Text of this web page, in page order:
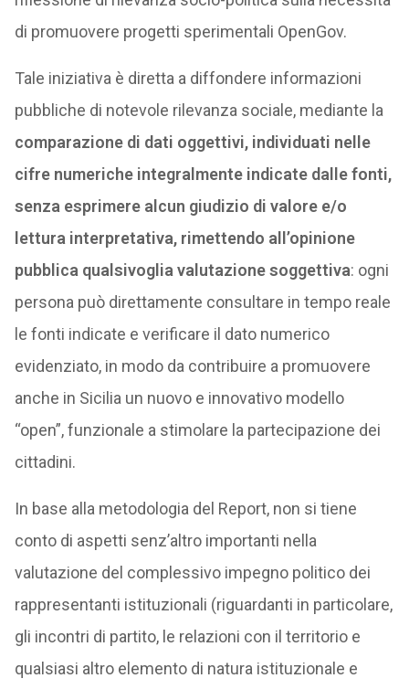
di promuovere progetti sperimentali OpenGov.
Tale iniziativa è diretta a diffondere informazioni
pubbliche di notevole rilevanza sociale, mediante la
comparazione di dati oggettivi, individuati nelle
cifre numeriche integralmente indicate dalle fonti,
senza esprimere alcun giudizio di valore e/o
lettura interpretativa, rimettendo all’opinione
pubblica qualsivoglia valutazione soggettiva: ogni
persona può direttamente consultare in tempo reale
le fonti indicate e verificare il dato numerico
evidenziato, in modo da contribuire a promuovere
anche in Sicilia un nuovo e innovativo modello
“open”, funzionale a stimolare la partecipazione dei
cittadini.
In base alla metodologia del Report, non si tiene
conto di aspetti senz’altro importanti nella
valutazione del complessivo impegno politico dei
rappresentanti istituzionali (riguardanti in particolare,
gli incontri di partito, le relazioni con il territorio e
qualsiasi altro elemento di natura istituzionale e